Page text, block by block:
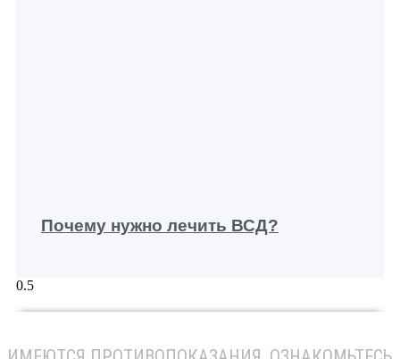
Почему нужно лечить ВСД?